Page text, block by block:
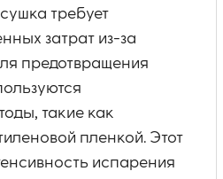
требует
затрат из-за
предотвращения
такие как
пленкой. Этот
испарения